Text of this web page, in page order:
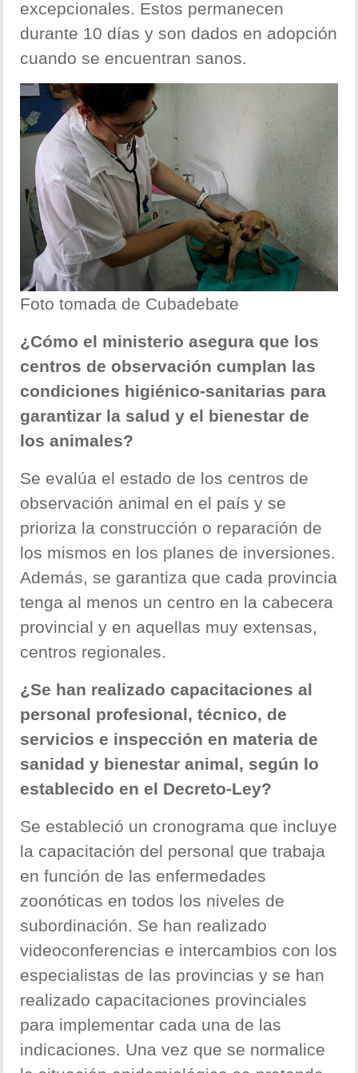
excepcionales. Estos permanecen
durante 10 días y son dados en adopción
cuando se encuentran sanos.
Foto tomada de Cubadebate
¿Cómo el ministerio asegura que los
centros de observación cumplan las
condiciones higiénico-sanitarias para
garantizar la salud y el bienestar de
los animales?
Se evalúa el estado de los centros de
observación animal en el país y se
prioriza la construcción o reparación de
los mismos en los planes de inversiones.
Además, se garantiza que cada provincia
tenga al menos un centro en la cabecera
provincial y en aquellas muy extensas,
centros regionales.
¿Se han realizado capacitaciones al
personal profesional, técnico, de
servicios e inspección en materia de
sanidad y bienestar animal, según lo
establecido en el Decreto-Ley?
Se estableció un cronograma que incluye
la capacitación del personal que trabaja
en función de las enfermedades
zoonóticas en todos los niveles de
subordinación. Se han realizado
videoconferencias e intercambios con los
especialistas de las provincias y se han
realizado capacitaciones provinciales
para implementar cada una de las
indicaciones. Una vez que se normalice